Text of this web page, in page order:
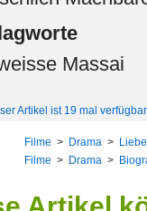
Massai
Artikel ist 19 mal verfügbar
Filme > Drama >
Filme > Drama >